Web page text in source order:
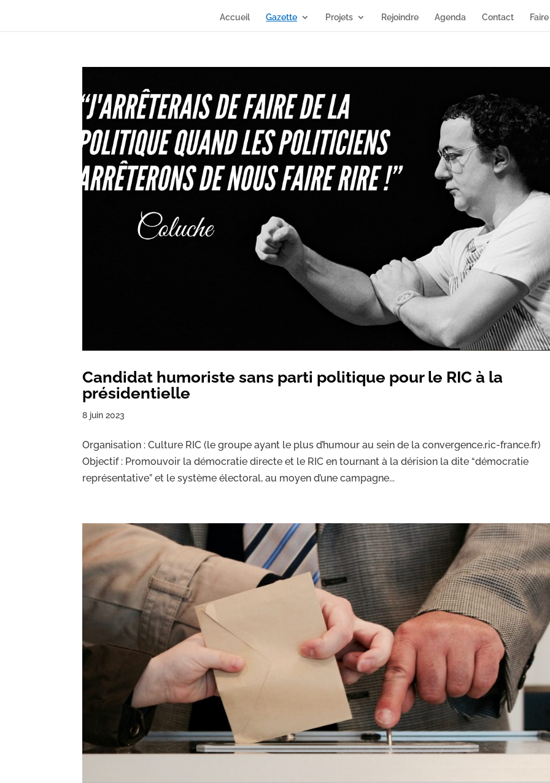
Accueil Gazette Projets Rejoindre Agenda Contact
Candidat humoriste sans parti politique pour le RIC à la
présidentielle
8 juin 2023
Organisation : Culture RIC (le groupe ayant le plus d’humour au sein de la convergence.ric-france.fr)
Objectif : Promouvoir la démocratie directe et le RIC en tournant à la dérision la dite “démocratie
représentative” et le système électoral, au moyen d’une campagne...